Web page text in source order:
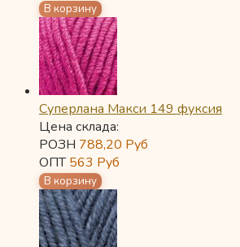
Суперлана Макси 149 фуксия
Цена склада:
РОЗН 788,20 Руб
ОПТ563 Руб